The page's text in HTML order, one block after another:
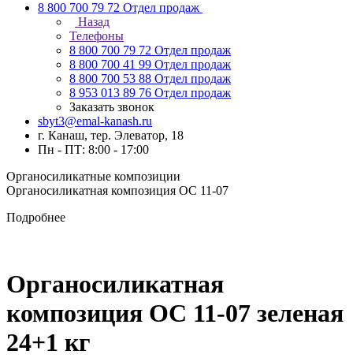
8 800 700 79 72 Отдел продаж
Назад
Телефоны
8 800 700 79 72 Отдел продаж
8 800 700 41 99 Отдел продаж
8 800 700 53 88 Отдел продаж
8 953 013 89 76 Отдел продаж
Заказать звонок
sbyt3@emal-kanash.ru
г. Канаш, тер. Элеватор, 18
Пн - ПТ: 8:00 - 17:00
Органосиликатные композиции
Органосиликатная композиция ОС 11-07
Подробнее
Органосиликатная
композиция ОС 11-07 зеленая
24+1 кг